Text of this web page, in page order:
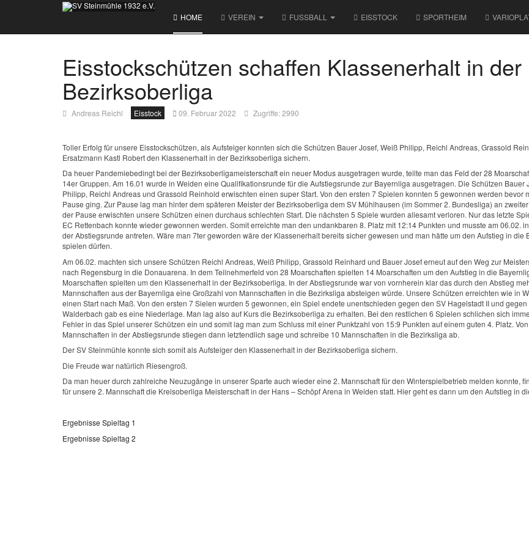
HOME VEREIN FUSSBALL EISSTOCK SPORTHEIM
Eisstockschützen schaffen Klassenerhalt in der
Bezirksoberliga
Andreas Reichl Eisstock 09. Februar 2022 Zugriffe: 2990
Toller Erfolg für unsere Eisstockschützen, als Aufsteiger konnten sich die Schützen Bauer Josef, Weiß Philipp, Reichl Andreas, Grassold
Ersatzmann Kastl Robert den Klassenerhalt in der Bezirksoberliga sichern.
Da heuer Pandemiebedingt bei der Bezirksoberligameisterschaft ein neuer Modus ausgetragen wurde, teilte man das Feld der 28
14er Gruppen. Am 16.01 wurde in Weiden eine Qualifikationsrunde für die Aufstiegsrunde zur Bayernliga ausgetragen. Die Schützen Bauer
Philipp, Reichl Andreas und Grassold Reinhold erwischten einen super Start. Von den ersten 7 Spielen konnten 5 gewonnen werden bevor
Pause ging. Zur Pause lag man hinter dem späteren Meister der Bezirksoberliga dem SV Mühlhausen (im Sommer 2. Bundesliga) an
der Pause erwischten unsere Schützen einen durchaus schlechten Start. Die nächsten 5 Spiele wurden allesamt verloren. Nur das letzte
EC Rettenbach konnte wieder gewonnen werden. Somit erreichte man den undankbaren 8. Platz mit 12:14 Punkten und musste am 06.02.
der Abstiegsrunde antreten. Wäre man 7ter geworden wäre der Klassenerhalt bereits sicher gewesen und man hätte um den Aufstieg in die
spielen dürfen.
Am 06.02. machten sich unsere Schützen Reichl Andreas, Weiß Philipp, Grassold Reinhard und Bauer Josef erneut auf den Weg zur
nach Regensburg in die Donauarena. In dem Teilnehmerfeld von 28 Moarschaften spielten 14 Moarschaften um den Aufstieg in die
Moarschaften spielten um den Klassenerhalt in der Bezirksoberliga. In der Abstiegsrunde war von vornherein klar das durch den Abstieg
Mannschaften aus der Bayernliga eine Großzahl von Mannschaften in die Bezirksliga absteigen würde. Unsere Schützen erreichten wie in
einen Start nach Maß. Von den ersten 7 Sielen wurden 5 gewonnen, ein Spiel endete unentschieden gegen den SV Hagelstadt II und gegen
Walderbach gab es eine Niederlage. Man lag also auf Kurs die Bezirksoberliga zu erhalten. Bei den restlichen 6 Spielen schlichen sich
Fehler in das Spiel unserer Schützen ein und somit lag man zum Schluss mit einer Punktzahl von 15:9 Punkten auf einem guten 4. Platz.
Mannschaften in der Abstiegsrunde stiegen dann letztendlich sage und schreibe 10 Mannschaften in die Bezirksliga ab.
Der SV Steinmühle konnte sich somit als Aufsteiger den Klassenerhalt in der Bezirksoberliga sichern.
Die Freude war natürlich Riesengroß.
Da man heuer durch zahlreiche Neuzugänge in unserer Sparte auch wieder eine 2. Mannschaft für den Winterspielbetrieb melden konnte,
für unsere 2. Mannschaft die Kreisoberliga Meisterschaft in der Hans – Schöpf Arena in Weiden statt. Hier geht es dann um den Aufstieg in
Ergebnisse Spieltag 1
Ergebnisse Spieltag 2